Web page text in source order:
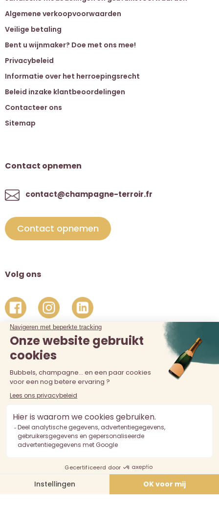
Algemene verkoopvoorwaarden
Veilige betaling
Bent u wijnmaker? Doe met ons mee!
Privacybeleid
Informatie over het herroepingsrecht
Beleid inzake klantbeoordelingen
Contacteer ons
Sitemap
Contact opnemen
contact@champagne-terroir.fr
Contact opnemen
Volg ons
De verkoop van alcohol aan personen jonger dan 18 jaar is
verboden. Alcoholmisbruik is schadelijk voor de gezondheid.